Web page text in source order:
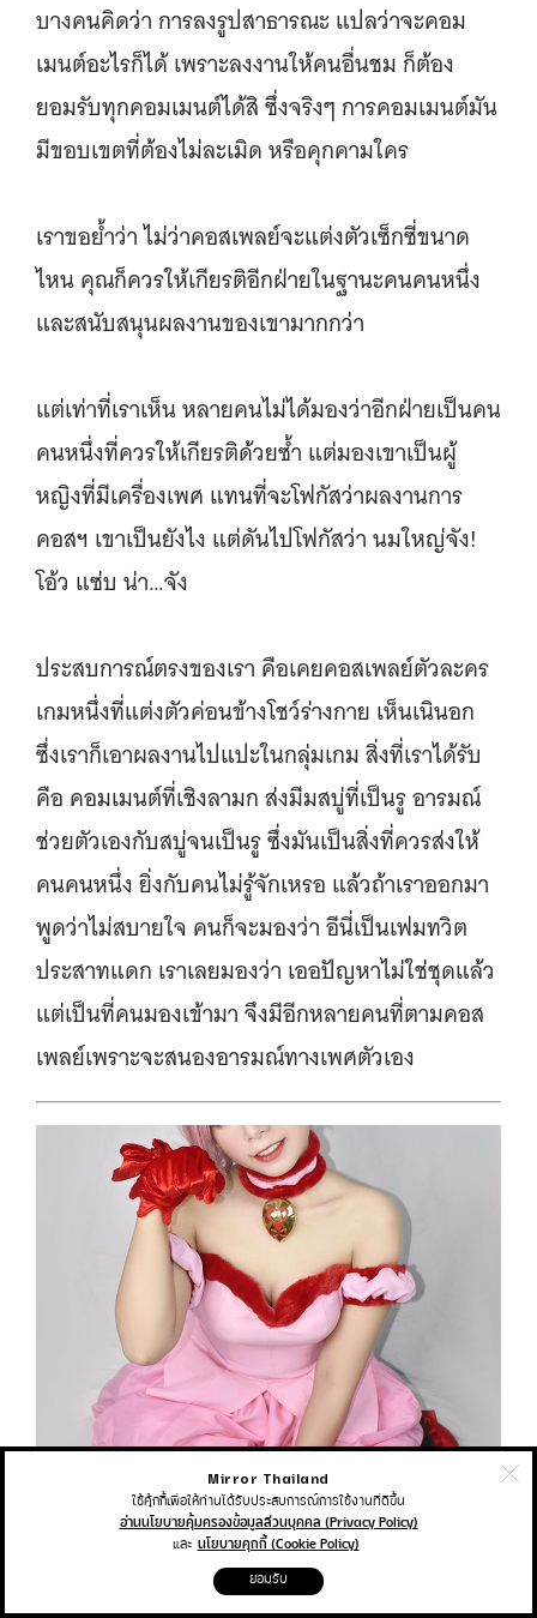
บางคนคิดว่า การลงรูปสาธารณะ แปลว่าจะคอม
เมนต์อะไรก็ได้ เพราะลงงานให้คนอื่นชม ก็ต้อง
ยอมรับทุกคอมเมนต์ได้สิ ซึ่งจริงๆ การคอมเมนต์มัน
มีขอบเขตที่ต้องไม่ละเมิด หรือคุกคามใคร
เราขอย้ำว่า ไม่ว่าคอสเพลย์จะแต่งตัวเซ็กซี่ขนาด
ไหน คุณก็ควรให้เกียรติอีกฝ่ายในฐานะคนคนหนึ่ง
และสนับสนุนผลงานของเขามากกว่า
แต่เท่าที่เราเห็น หลายคนไม่ได้มองว่าอีกฝ่ายเป็นคน
คนหนึ่งที่ควรให้เกียรติด้วยซ้ำ แต่มองเขาเป็นผู้
หญิงที่มีเครื่องเพศ แทนที่จะโฟกัสว่าผลงานการ
คอสฯ เขาเป็นยังไง แต่ดันไปโฟกัสว่า นมใหญ่จัง!
โอ้ว แซ่บ น่า…จัง
ประสบการณ์ตรงของเรา คือเคยคอสเพลย์ตัวละคร
เกมหนึ่งที่แต่งตัวค่อนข้างโชว์ร่างกาย เห็นเนินอก
ซึ่งเราก็เอาผลงานไปแปะในกลุ่มเกม สิ่งที่เราได้รับ
คือ คอมเมนต์ที่เชิงลามก ส่งมีมสบู่ที่เป็นรู อารมณ์
ช่วยตัวเองกับสบู่จนเป็นรู ซึ่งมันเป็นสิ่งที่ควรส่งให้
คนคนหนึ่ง ยิ่งกับคนไม่รู้จักเหรอ แล้วถ้าเราออกมา
พูดว่าไม่สบายใจ คนก็จะมองว่า อีนี่เป็นเฟมทวิต
ประสาทแดก เราเลยมองว่า เออปัญหาไม่ใช่ชุดแล้ว
แต่เป็นที่คนมองเข้ามา จึงมีอีกหลายคนที่ตามคอส
เพลย์เพราะจะสนองอารมณ์ทางเพศตัวเอง
Mirror Thailand
ใช้คุ้กกี้เพื่อให้ท่านได้รับประสบการณ์การใช้งานที่ดีขึ้น
อ่านนโยบายคุ้มครองข้อมูลส่วนบุคคล (Privacy Policy)
และ นโยบายคุกกี้ (Cookie Policy)
ยอมรับ